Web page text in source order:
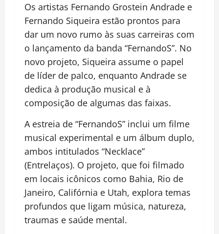
Os artistas Fernando Grostein Andrade e
Fernando Siqueira estão prontos para
dar um novo rumo às suas carreiras com
o lançamento da banda “FernandoS”. No
novo projeto, Siqueira assume o papel
de líder de palco, enquanto Andrade se
dedica à produção musical e à
composição de algumas das faixas.
A estreia de “FernandoS” inclui um filme
musical experimental e um álbum duplo,
ambos intitulados “Necklace”
(Entrelaços). O projeto, que foi filmado
em locais icônicos como Bahia, Rio de
Janeiro, Califórnia e Utah, explora temas
profundos que ligam música, natureza,
traumas e saúde mental.